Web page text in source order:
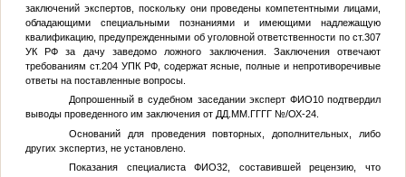
заключений экспертов, поскольку они проведены компетентными лицами,
обладающими специальными познаниями и имеющими надлежащую
квалификацию, предупрежденными об уголовной ответственности по ст.307
УК РФ за дачу заведомо ложного заключения. Заключения отвечают
требованиям ст.204 УПК РФ, содержат ясные, полные и непротиворечивые
ответы на поставленные вопросы.
Допрошенный в судебном заседании эксперт ФИО10подтвердил
выводы проведенного им заключения от ДД.ММ.ГГГГ №/ОХ-24.
Оснований для проведения повторных, дополнительных, либо
других экспертиз, не установлено.
Показания специалистаФИО32, составившей рецензию, что